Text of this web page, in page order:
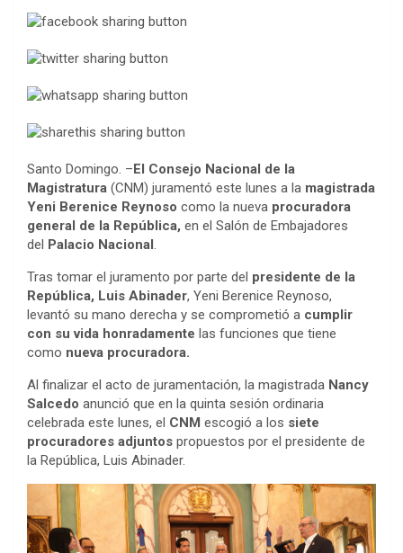
Santo Domingo. –El Consejo Nacional de la
Magistratura (CNM) juramentó este lunes a la magistrada
Yeni Berenice Reynoso como la nueva procuradora
general de la República, en el Salón de Embajadores
del Palacio Nacional.
Tras tomar el juramento por parte del presidente de la
República, Luis Abinader, Yeni Berenice Reynoso,
levantó su mano derecha y se comprometió a cumplir
con su vida honradamente las funciones que tiene
como nueva procuradora.
Al finalizar el acto de juramentación, la magistrada Nancy
Salcedo anunció que en la quinta sesión ordinaria
celebrada este lunes, el CNM escogió a los siete
procuradores adjuntos propuestos por el presidente de
la República, Luis Abinader.